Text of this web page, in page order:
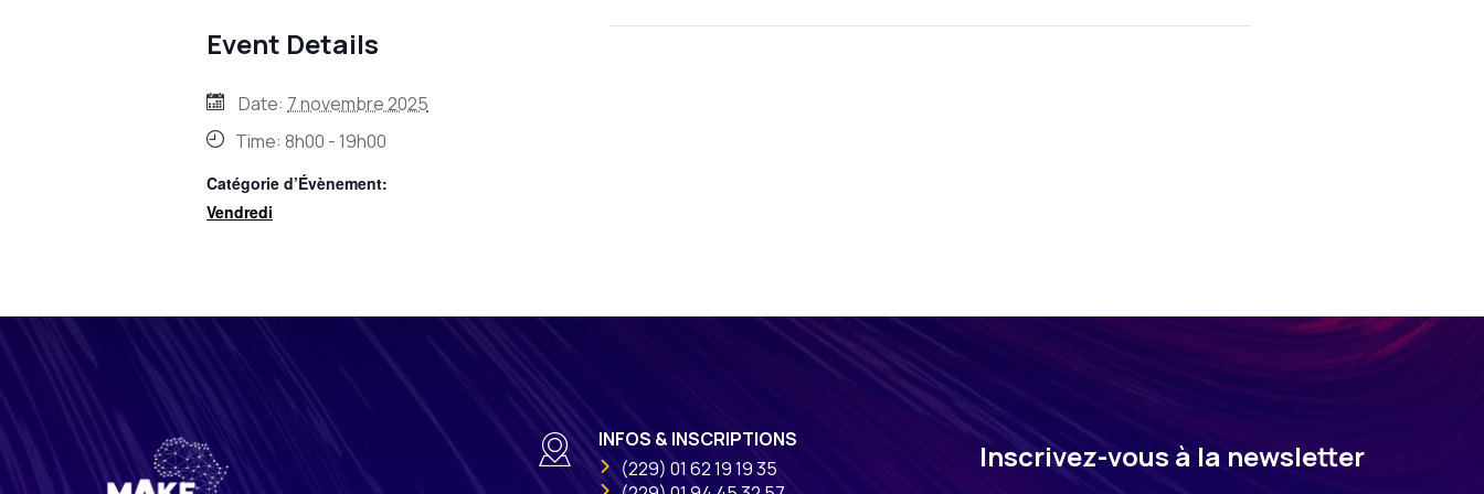
Event Details
Date: 7 novembre 2025
Time: 8h00 - 19h00
Catégorie d’Évènement:
Vendredi
INFOS & INSCRIPTIONS
(229) 01 62 19 19 35
Inscrivez-vous à la newsletter